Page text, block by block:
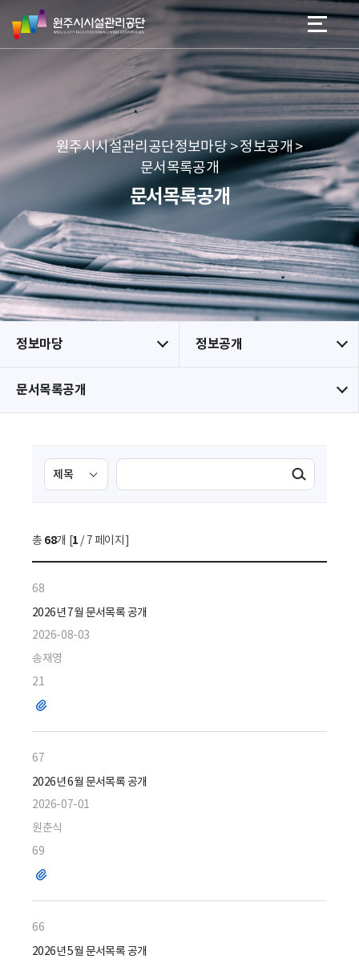
네
본문 바로가기
메뉴 바로가기
원
주
시
리
공
단
원주시시설관리공단정보마당 > 정보공개 >
문서목록공개
문서목록공개
정보마당 정보공개
문서목록공개
검
색
선
택
색
검색실행
총 68개 [1 / 7 페이지]
68
2026년 7월 문서목록 공개
2026-08-03
송재영
21
파
67
2026년 6월 문서목록 공개
2026-07-01
원춘식
69
파
66
2026년 5월 문서목록 공개